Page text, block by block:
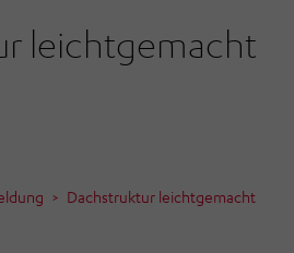
leichtgemacht
Dachstruktur leichtgemacht